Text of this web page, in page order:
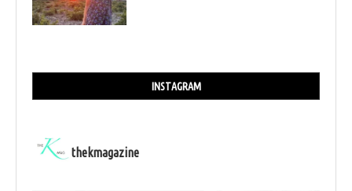
INSTAGRAM
thekmagazine